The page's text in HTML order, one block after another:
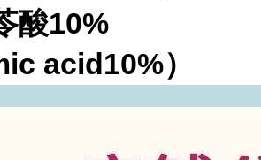
酸10%
acid10%）